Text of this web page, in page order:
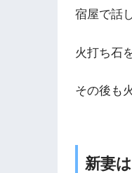
宿屋で話
火打ち石
その後も
新妻